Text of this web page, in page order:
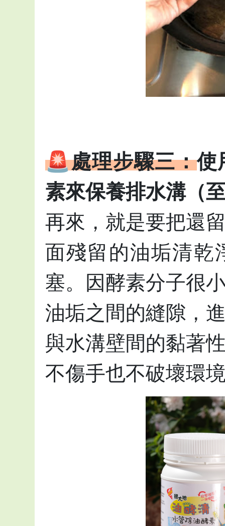
🚨處理步驟三：使
素來保養排水溝（
再來，就是要把還
面殘留的油垢清乾
塞。因酵素分子很
油垢之間的縫隙，
與水溝壁間的黏著
不傷手也不破壞環